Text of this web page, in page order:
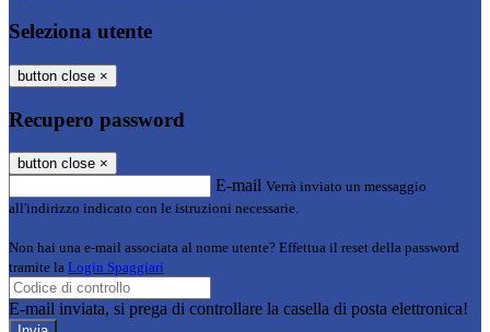
Seleziona utente
button close ×
Recupero password
button close ×
E-mail Verrà inviato un messaggio
all'indirizzo indicato con le istruzioni necessarie.
Non hai una e-mail associata al nome utente? Effettua il reset della password
tramite la Login Spaggiari
E-mail inviata, si prega di controllare la casella di posta elettronica!